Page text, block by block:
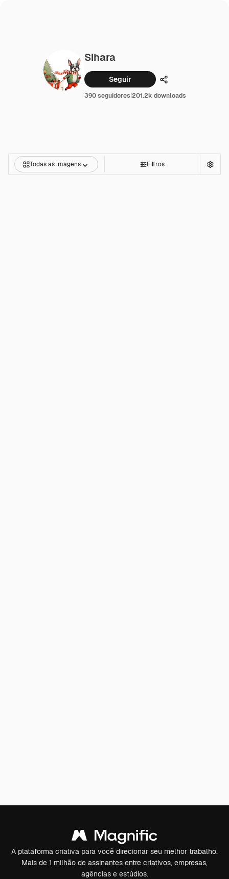
Sihara
Seguir Compartilhar
390 seguidores|201.2k downloads
Todas as imagens Filtros
A plataforma criativa para você direcionar seu melhor trabalho.
Mais de 1 milhão de assinantes entre criativos, empresas,
agências e estúdios.